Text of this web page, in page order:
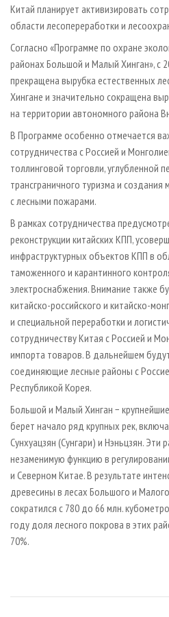
ПРОИЗВОДСТВО ДРЕВЕСНЫХ
ДЕРЕВЯННОЕ ДОМОСТРОЕНИЕ
ПРОИЗВОДСТВО МЕБЕЛИ
БИОЭНЕРГЕТИКА
ЦБП
МОБИЛЬНЫЕ ВЫСТАВКИ
ОФИЦИАЛЬНЫЕ ДЕЛЕГАЦИИ
ПРИОРИТЕТНЫЕ
RUSSIAN FORESTRY REVIEW
ГАЗЕТА ЛЕСПРОМФОРУМ
РЕКЛАМА НА САЙТЕ
Китай планирует активизировать
области лесопереработки и
Согласно «Программе по охране
районах Большой и Малый Хинган», с
прекращена вырубка естественных
Хингане и значительно сокращена
на территории автономного района
В Программе особенно отмечается
сотрудничества с Россией и
толлинговой торговли, углубленной
трансграничного туризма и
с лесными пожарами.
В рамках сотрудничества
реконструкции китайских КПП,
инфраструктурных объектов КПП в
таможенного и карантинного
электроснабжения. Внимание также
китайско-российского и китайско-
и специальной переработки и
сотрудничеству Китая с Россией и
импорта товаров. В дальнейшем
соединяющие лесные районы с
Республикой Корея.
Большой и Малый Хинган −
берет начало ряд крупных рек,
Сунхуацзян (Сунгари) и Нэньцзян.
незаменимую функцию в
и Северном Китае. В результате
древесины в лесах Большого и
сократился с 780 до 66 млн.
году доля лесного покрова в этих
70%.